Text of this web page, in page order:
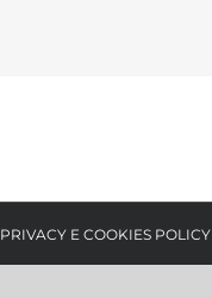
PRIVACY E COOKIES POLICY